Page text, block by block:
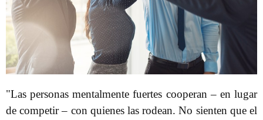
"Las personas mentalmente fuertes cooperan – en lugar
de competir – con quienes las rodean. No sienten que el